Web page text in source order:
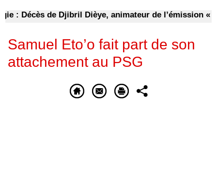
Décès de Djibril Dièye, animateur de l’émission «
Samuel Eto’o fait part de son
attachement au PSG